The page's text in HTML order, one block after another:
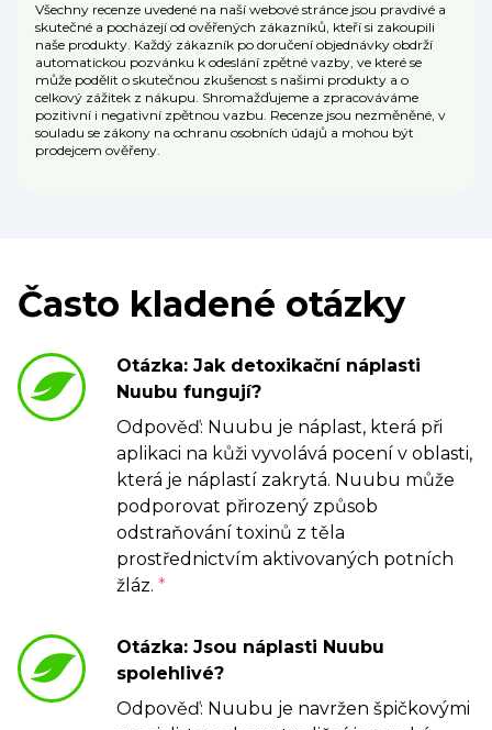
Všechny recenze uvedené na naší webové stránce jsou pravdivé a
skutečné a pocházejí od ověřených zákazníků, kteří si zakoupili
naše produkty. Každý zákazník po doručení objednávky obdrží
automatickou pozvánku k odeslání zpětné vazby, ve které se
může podělit o skutečnou zkušenost s našimi produkty a o
celkový zážitek z nákupu. Shromažďujeme a zpracováváme
pozitivní i negativní zpětnou vazbu. Recenze jsou nezměněné, v
souladu se zákony na ochranu osobních údajů a mohou být
prodejcem ověřeny.
Často kladené otázky
Otázka: Jak detoxikační náplasti
Nuubu fungují?
Odpověď: Nuubu je náplast, která při
aplikaci na kůži vyvolává pocení v oblasti,
která je náplastí zakrytá. Nuubu může
podporovat přirozený způsob
odstraňování toxinů z těla
prostřednictvím aktivovaných potních
žláz. *
Otázka: Jsou náplasti Nuubu
spolehlivé?
Odpověď: Nuubu je navržen špičkovými